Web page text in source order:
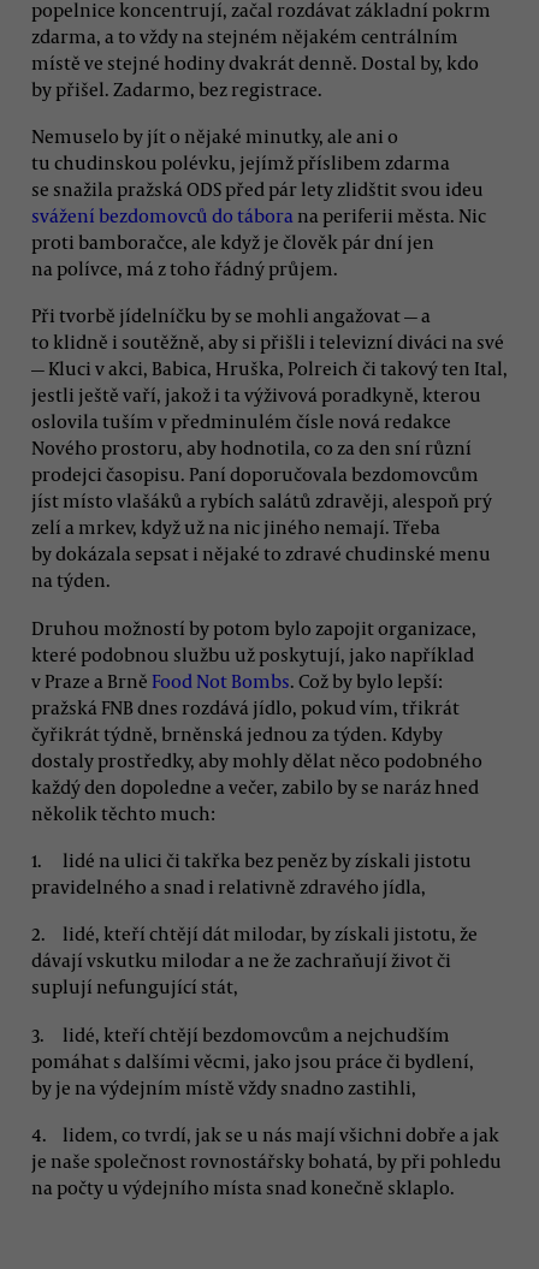
popelnice koncentrují, začal rozdávat základní pokrm
zdarma, a to vždy na stejném nějakém centrálním
místě ve stejné hodiny dvakrát denně. Dostal by, kdo
by přišel. Zadarmo, bez registrace.
Nemuselo by jít o nějaké minutky, ale ani o
tu chudinskou polévku, jejímž příslibem zdarma
se snažila pražská ODS před pár lety zlidštit svou ideu
svážení bezdomovců do tábora na periferii města. Nic
proti bamboračce, ale když je člověk pár dní jen
na polívce, má z toho řádný průjem.
Při tvorbě jídelníčku by se mohli angažovat — a
to klidně i soutěžně, aby si přišli i televizní diváci na své
— Kluci v akci, Babica, Hruška, Polreich či takový ten Ital,
jestli ještě vaří, jakož i ta výživová poradkyně, kterou
oslovila tuším v předminulém čísle nová redakce
Nového prostoru, aby hodnotila, co za den sní různí
prodejci časopisu. Paní doporučovala bezdomovcům
jíst místo vlašáků a rybích salátů zdravěji, alespoň prý
zelí a mrkev, když už na nic jiného nemají. Třeba
by dokázala sepsat i nějaké to zdravé chudinské menu
na týden.
Druhou možností by potom bylo zapojit organizace,
které podobnou službu už poskytují, jako například
v Praze a Brně Food Not Bombs. Což by bylo lepší:
pražská FNB dnes rozdává jídlo, pokud vím, třikrát
čyřikrát týdně, brněnská jednou za týden. Kdyby
dostaly prostředky, aby mohly dělat něco podobného
každý den dopoledne a večer, zabilo by se naráz hned
několik těchto much:
lidé na ulici či takřka bez peněz by získali jistotu
pravidelného a snad i relativně zdravého jídla,
lidé, kteří chtějí dát milodar, by získali jistotu, že
dávají vskutku milodar a ne že zachraňují život či
suplují nefungující stát,
lidé, kteří chtějí bezdomovcům a nejchudším
pomáhat s dalšími věcmi, jako jsou práce či bydlení,
by je na výdejním místě vždy snadno zastihli,
lidem, co tvrdí, jak se u nás mají všichni dobře a jak
je naše společnost rovnostářsky bohatá, by při pohledu
na počty u výdejního místa snad konečně sklaplo.